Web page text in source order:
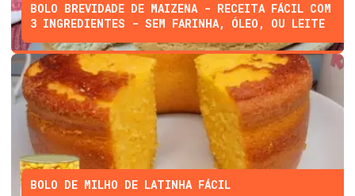
BOLO BREVIDADE DE MAIZENA - RECEITA FÁCIL COM
3 INGREDIENTES - SEM FARINHA, ÓLEO, OU LEITE
BOLO DE MILHO DE LATINHA FÁCIL